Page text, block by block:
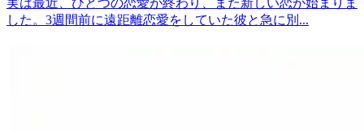
した。3週間前に遠距離恋愛をしていた彼と急に別...